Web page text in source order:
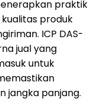
praktik
produk
ICP DAS-
jual yang
untuk
jangka panjang.